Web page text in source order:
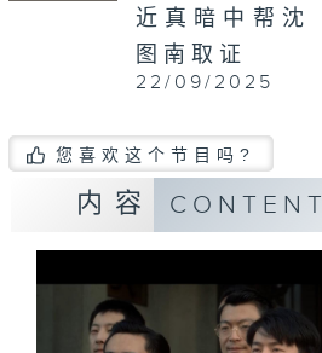
近真暗中帮沈
图南取证
22/09/2025
您喜欢这个节目吗?
内容 CONTENT